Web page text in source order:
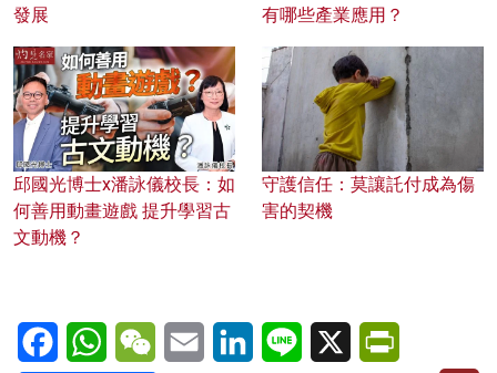
發展
有哪些產業應用？
邱國光博士x潘詠儀校長：如
何善用動畫遊戲 提升學習古
文動機？
守護信任：莫讓託付成為傷
害的契機
FacebookWhatsAppWeChatEmail LinkedInLine X